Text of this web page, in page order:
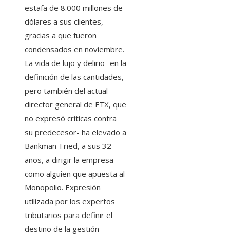
estafa de 8.000 millones de
dólares a sus clientes,
gracias a que fueron
condensados ​​en noviembre.
La vida de lujo y delirio -en la
definición de las cantidades,
pero también del actual
director general de FTX, que
no expresó críticas contra
su predecesor- ha elevado a
Bankman-Fried, a sus 32
años, a dirigir la empresa
como alguien que apuesta al
Monopolio. Expresión
utilizada por los expertos
tributarios para definir el
destino de la gestión